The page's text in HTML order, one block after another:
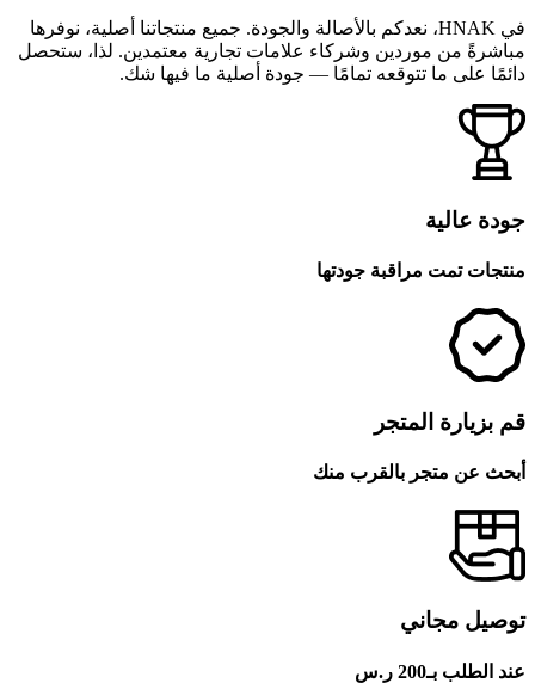
في HNAK، نعدكم بالأصالة والجودة. جميع منتجاتنا أصلية، نوفرها
مباشرةً من موردين وشركاء علامات تجارية معتمدين. لذا، ستحصل
دائمًا على ما تتوقعه تمامًا — جودة أصلية ما فيها شك.
جودة عالية
منتجات تمت مراقبة جودتها
قم بزيارة المتجر
أبحث عن متجر بالقرب منك
توصيل مجاني
عند الطلب بـ200 ر.س